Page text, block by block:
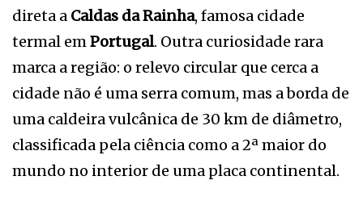
direta a Caldas da Rainha, famosa cidade
termal em Portugal. Outra curiosidade rara
marca a região: o relevo circular que cerca a
cidade não é uma serra comum, mas a borda de
uma caldeira vulcânica de 30 km de diâmetro,
classificada pela ciência como a 2ª maior do
mundo no interior de uma placa continental.